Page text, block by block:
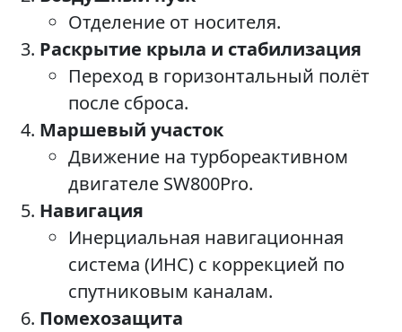
Отделение от носителя.
Раскрытие крыла и стабилизация
Переход в горизонтальный полёт
после сброса.
Маршевый участок
Движение на турбореактивном
двигателе SW800Pro.
Навигация
Инерциальная навигационная
система (ИНС) с коррекцией по
спутниковым каналам.
Помехозащита